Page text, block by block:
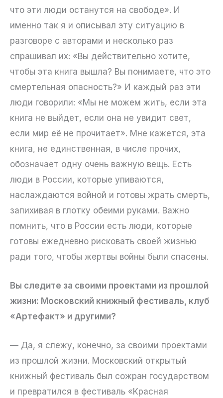
что эти люди останутся на свободе». И
именно так я и описывал эту ситуацию в
разговоре с авторами и несколько раз
спрашивал их: «Вы действительно хотите,
чтобы эта книга вышла? Вы понимаете, что это
смертельная опасность?» И каждый раз эти
люди говорили: «Мы не можем жить, если эта
книга не выйдет, если она не увидит свет,
если мир её не прочитает». Мне кажется, эта
книга, не единственная, в числе прочих,
обозначает одну очень важную вещь. Есть
люди в России, которые упиваются,
наслаждаются войной и готовы жрать смерть,
запихивая в глотку обеими руками. Важно
помнить, что в России есть люди, которые
готовы ежедневно рисковать своей жизнью
ради того, чтобы жертвы войны были спасены.
Вы следите за своими проектами из прошлой
жизни: Московский книжный фестиваль, клуб
«Артефакт» и другими?
— Да, я слежу, конечно, за своими проектами
из прошлой жизни. Московский открытый
книжный фестиваль был сожран государством
и превратился в фестиваль «Красная